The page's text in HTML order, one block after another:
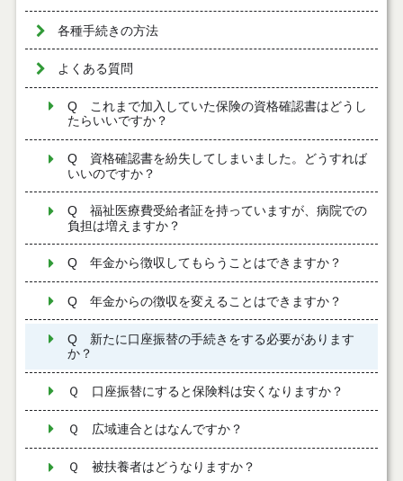
各種手続きの方法
よくある質問
Q これまで加入していた保険の資格確認書はどうし
たらいいですか？
Q 資格確認書を紛失してしまいました。どうすれば
いいのですか？
Q 福祉医療費受給者証を持っていますが、病院での
負担は増えますか？
Q 年金から徴収してもらうことはできますか？
Q 年金からの徴収を変えることはできますか？
Q 新たに口座振替の手続きをする必要があります
か？
Ｑ 口座振替にすると保険料は安くなりますか？
Ｑ 広域連合とはなんですか？
Ｑ 被扶養者はどうなりますか？